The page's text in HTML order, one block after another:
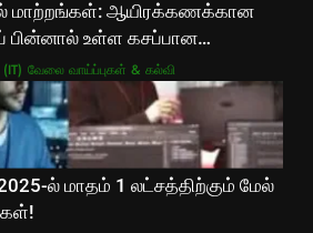
மாற்றங்கள்: ஆயிரக்கணக்கான
பின்னால் உள்ள கசப்பான
வேலை வாய்ப்புகள் & கல்வி
ல் மாதம் 1 லட்சத்திற்கும் மேல்